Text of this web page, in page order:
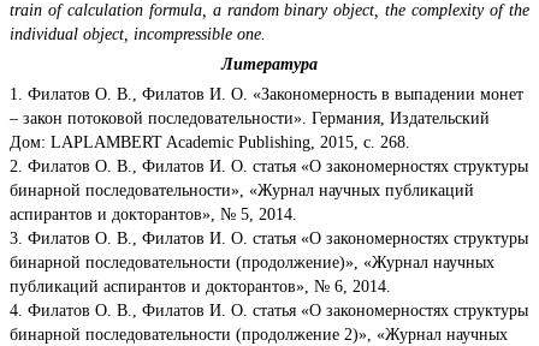
train of calculation formula, a random binary object, the complexity of the
individual object, incompressible one.
Литература
1. Филатов О. В., Филатов И. О. «Закономерность в выпадении монет
– закон потоковой последовательности». Германия, Издательский
Дом: LAPLAMBERT Academic Publishing, 2015, с. 268.
2. Филатов О. В., Филатов И. О. статья «О закономерностях структуры
бинарной последовательности», «Журнал научных публикаций
аспирантов и докторантов», № 5, 2014.
3. Филатов О. В., Филатов И. О. статья «О закономерностях структуры
бинарной последовательности (продолжение)», «Журнал научных
публикаций аспирантов и докторантов», № 6, 2014.
4. Филатов О. В., Филатов И. О. статья «О закономерностях структуры
бинарной последовательности (продолжение 2)», «Журнал научных